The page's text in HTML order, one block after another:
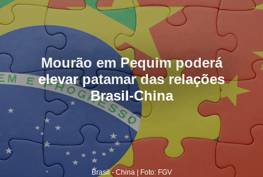
Mourão em Pequim poderá
elevar patamar das relações
Brasil-China
Brasil - China | Foto: FGV